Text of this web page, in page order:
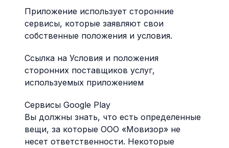
Приложение использует сторонние
сервисы, которые заявляют свои
собственные положения и условия.
Ссылка на Условия и положения
сторонних поставщиков услуг,
используемых приложением
Сервисы Google Play
Вы должны знать, что есть определенные
вещи, за которые ООО «Мовизор» не
несет ответственности. Некоторые